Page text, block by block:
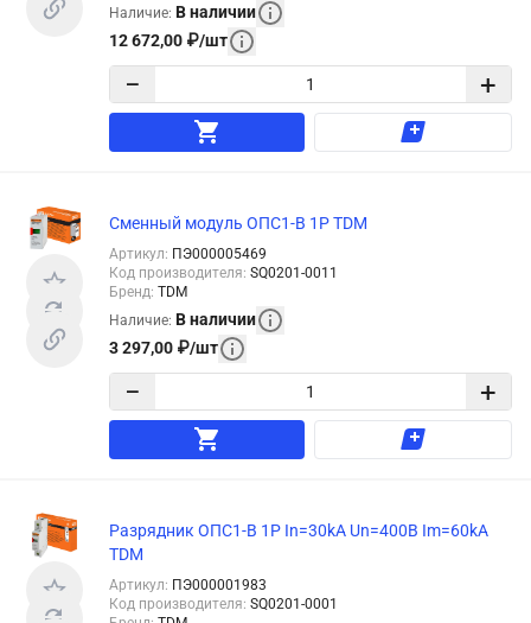
Наличие: В наличии
12 672,00 ₽/шт
− +
Сменный модуль ОПС1-B 1P TDM
Артикул: ПЭ000005469
Код производителя: SQ0201-0011
Бренд: TDM
Наличие: В наличии
3 297,00 ₽/шт
− +
Разрядник ОПС1-B 1Р In=30kA Un=400B Im=60kA
TDM
Артикул: ПЭ000001983
Код производителя: SQ0201-0001